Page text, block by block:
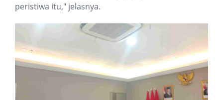
peristiwa itu," jelasnya.